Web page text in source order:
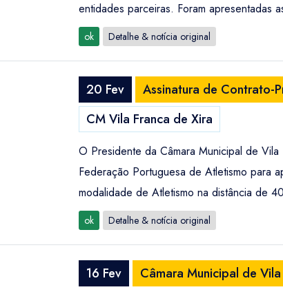
entidades parceiras. Foram apresentadas
ok Detalhe & notícia original
20 Fev Assinatura de Contrato-
CM Vila Franca de Xira
O Presidente da Câmara Municipal de
Federação Portuguesa de Atletismo para
modalidade de Atletismo na distância de
ok Detalhe & notícia original
16 Fev Câmara Municipal de